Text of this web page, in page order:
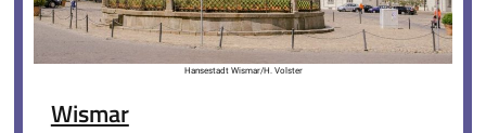
Hansestadt Wismar/H. Volster
Wismar